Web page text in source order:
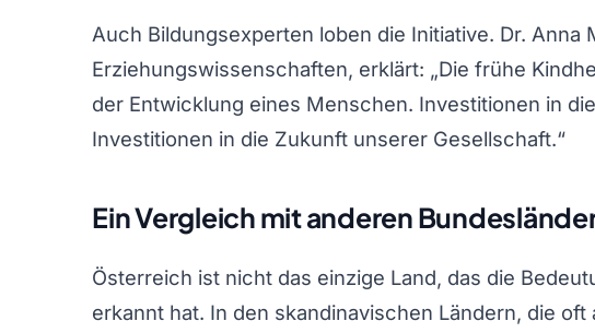
Auch Bildungsexperten loben die Initiative. Dr. Anna
Erziehungswissenschaften, erklärt: „Die frühe
der Entwicklung eines Menschen. Investitionen in
Investitionen in die Zukunft unserer Gesellschaft.“
Ein Vergleich mit anderen
Österreich ist nicht das einzige Land, das die
erkannt hat. In den skandinavischen Ländern, die oft